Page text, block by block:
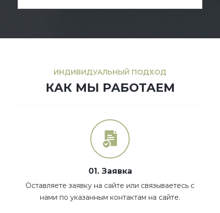
ИНДИВИДУАЛЬНЫЙ ПОДХОД
КАК МЫ РАБОТАЕМ
01. Заявка
Оставляете заявку на сайте или связываетесь с
нами по указанным контактам на сайте.